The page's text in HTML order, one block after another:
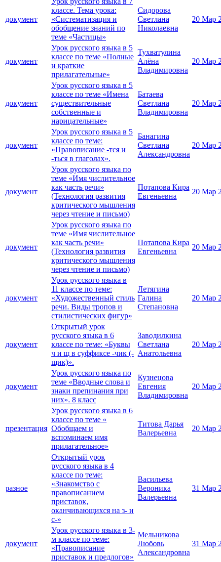
документ
классе. Тема урока:
«Систематизация и
обобщение знаний по
теме «Частицы»
Сидорова
Светлана
Николаевна
20 Мар
документ
Урок русского языка в 5
классе по теме «Полные
и краткие
прилагательные»
Тухватулина
Алёна
Владимировна
20 Мар
документ
Урок русского языка в 5
классе по теме «Имена
существительные
собственные и
нарицательные»
Батаева
Светлана
Владимировна
20 Мар
документ
Урок русского языка в 5
классе по теме:
«Правописание -тся и
-ться в глаголах».
Банагина
Светлана
Александровна
20 Мар
документ
Урок русского языка по
теме «Имя числительное
как часть речи»
(Технология развития
критического мышления
через чтение и письмо)
Потапова Кира
Евгеньевна
20 Мар
документ
Урок русского языка по
теме «Имя числительное
как часть речи»
(Технология развития
критического мышления
через чтение и письмо)
Потапова Кира
Евгеньевна
20 Мар
документ
Урок русского языка в
11 классе по теме:
«Художественный стиль
речи. Виды тропов и
стилистических фигур»
Летягина
Галина
Степановна
20 Мар
документ
Открытый урок
русского языка в 6
классе по теме: «Буквы
ч и щ в суффиксе -чик (-
щик)».
Заводилкина
Светлана
Анатольевна
20 Мар
документ
Урок русского языка по
теме «Вводные слова и
знаки препинания при
них». 8 класс
Кузнецова
Евгения
Владимировна
20 Мар
презентация
Урок русского языка в 6
классе по теме «
Обобщаем и
вспоминаем имя
прилагательное»
Титова Дарья
Валерьевна
20 Мар
разное
Открытый урок
русского языка в 4
классе по теме:
«Знакомство с
правописанием
приставок,
оканчивающихся на з- и
с-»
Васильева
Вероника
Валерьевна
31 Мар
документ
Урок русского языка в 3-
м классе по теме:
«Правописание
приставок и предлогов»
Мельникова
Любовь
Александровна
31 Мар